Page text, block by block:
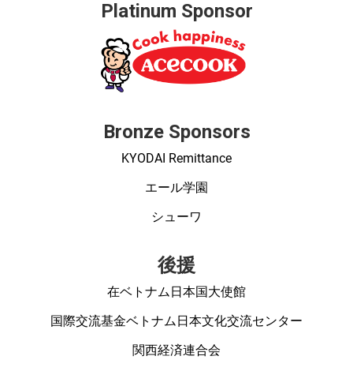
Platinum Sponsor
Bronze Sponsors
KYODAI Remittance
エール学園
シューワ
後援
在ベトナム日本国大使館
国際交流基金ベトナム日本文化交流センター
関西経済連合会